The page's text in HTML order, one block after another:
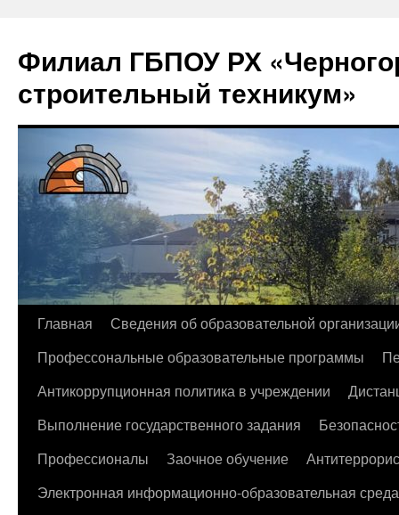
Филиал ГБПОУ РХ
строительный техникум»
Перейти
содержимому
Главная
Сведения об образовательной
Профессональные образовательные программы
Антикоррупционная политика в учреждении
Выполнение государственного задания
Профессионалы
Заочное обучение
Электронная информационно-образовательная среда